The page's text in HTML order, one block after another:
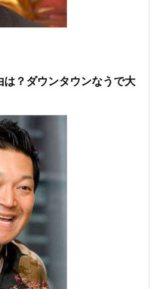
は？ダウンタウンなうで大